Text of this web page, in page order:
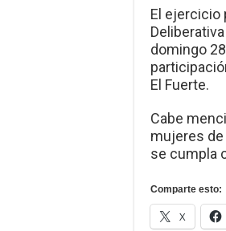
El ejercicio
domingo
El Fuerte.
Cabe
mujeres
se cumpla
Comparte esto:
X